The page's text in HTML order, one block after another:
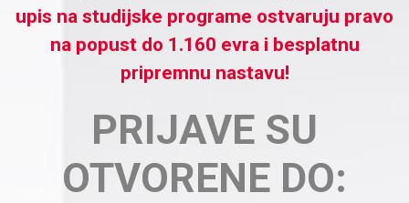
upis na studijske programe ostvaruju pravo
na popust do 1.160 evra i besplatnu
pripremnu nastavu!
PRIJAVE SU
OTVORENE DO: